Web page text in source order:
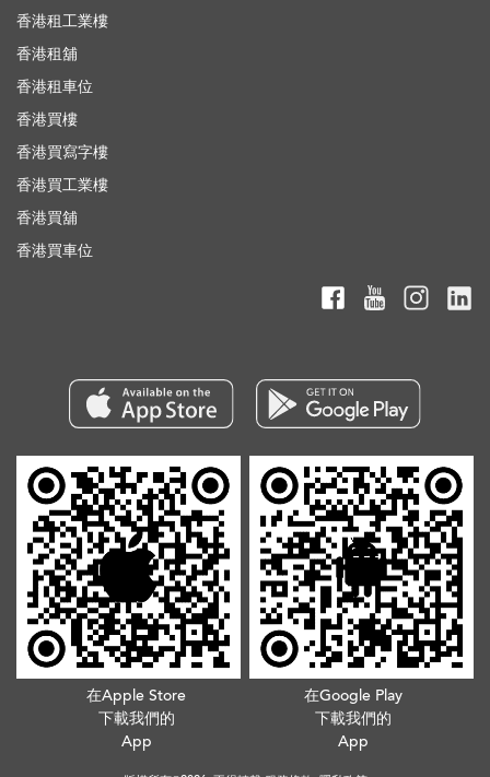
香港租工業樓
香港租舖
香港租車位
香港買樓
香港買寫字樓
香港買工業樓
香港買舖
香港買車位
在Apple Store
下載我們的
App
在Google Play
下載我們的
App